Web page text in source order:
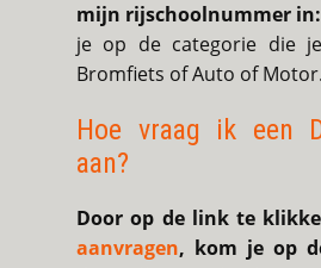
mijn rijschoolnummer in:
je op de categorie die
Bromfiets of Auto of Motor.
Hoe vraag ik een
aan?
Door op de link te
aanvragen, kom je op